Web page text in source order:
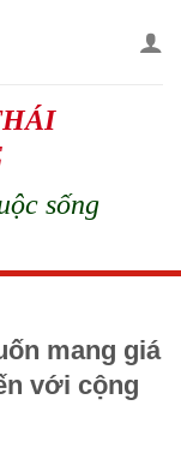
sống
mang giá
với cộng